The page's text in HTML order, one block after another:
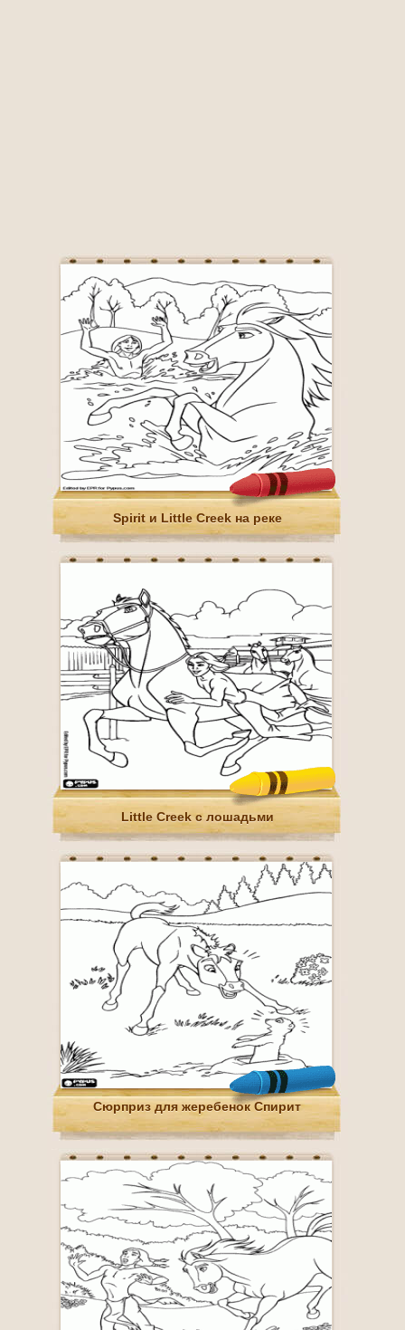
Spirit и Little Creek на реке
Little Creek с лошадьми
Сюрприз для жеребенок Спирит